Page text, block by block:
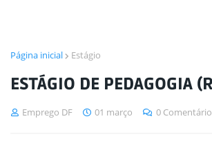
Página inicial Estágio
ESTÁGIO DE PEDAGOGIA
Emprego DF 01 março 0